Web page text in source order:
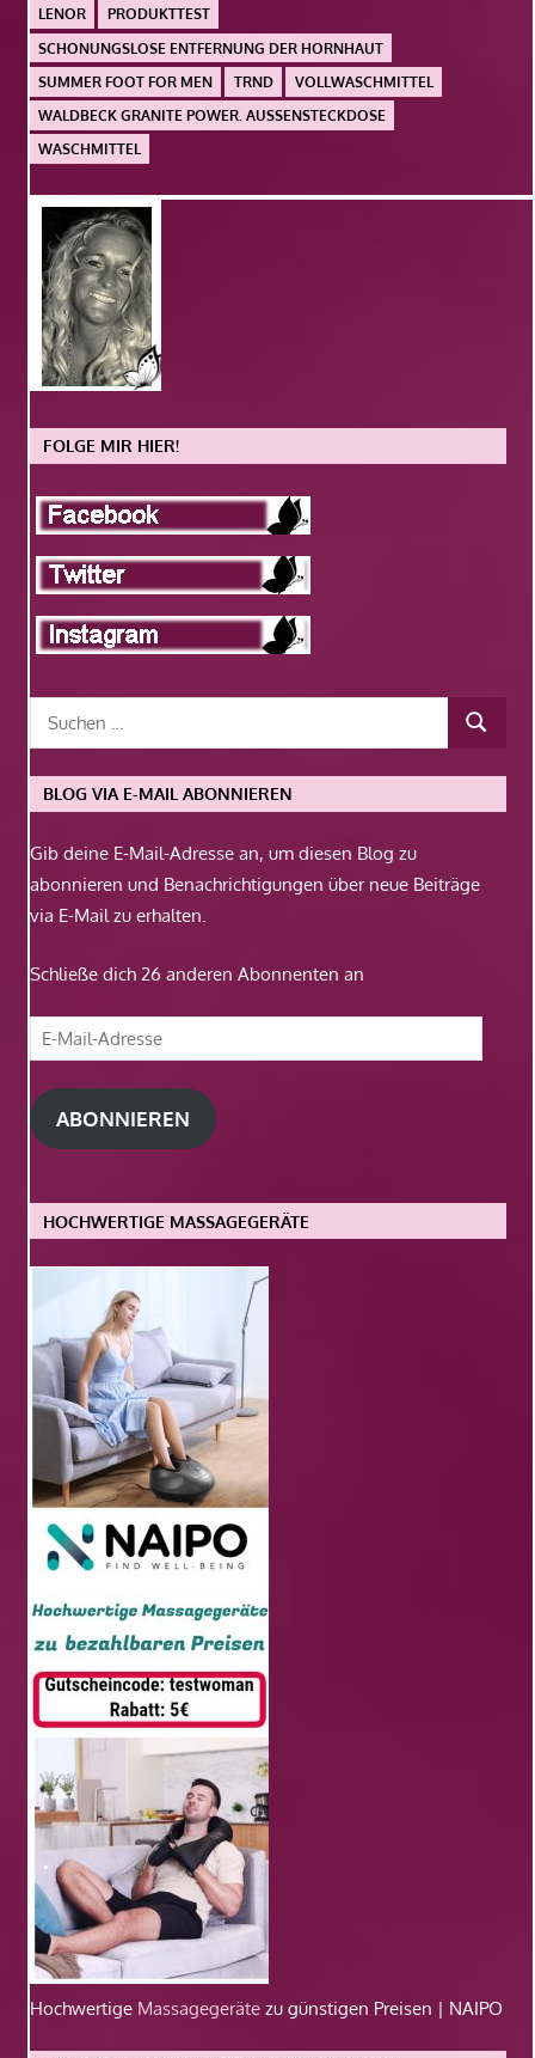
LENOR
PRODUKTTEST
SCHONUNGSLOSE ENTFERNUNG DER HORNHAUT
SUMMER FOOT FOR MEN
TRND
VOLLWASCHMITTEL
WALDBECK GRANITE POWER. AUSSENSTECKDOSE
WASCHMITTEL
FOLGE MIR HIER!
BLOG VIA E-MAIL ABONNIEREN
Gib deine E-Mail-Adresse an, um diesen Blog zu
abonnieren und Benachrichtigungen über neue Beiträge
via E-Mail zu erhalten.
Schließe dich 26 anderen Abonnenten an
E-
Mail-
Adresse
ABONNIEREN
HOCHWERTIGE MASSAGEGERÄTE
Hochwertige Massagegeräte zu günstigen Preisen | NAIPO